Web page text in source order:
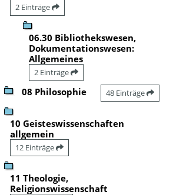
2 Einträge
06.30 Bibliothekswesen,
Dokumentationswesen:
Allgemeines
2 Einträge
08 Philosophie 48 Einträge
10 Geisteswissenschaften
allgemein
12 Einträge
11 Theologie,
Religionswissenschaft